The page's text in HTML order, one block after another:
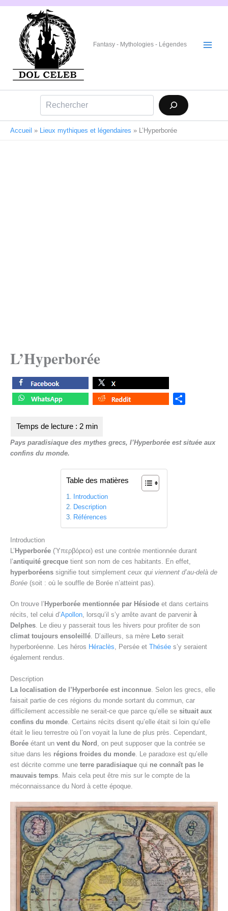
Aller
Fantasy - Mythologies - Légendes
Accueil » Lieux mythiques et légendaires » L’Hyperborée
L’Hyperborée
e
Pays paradisiaque des mythes grecs, l’Hyperborée est située aux
confins du monde.
Table des matières
Introduction
Description
Références
Introduction
L’ Hyperborée (Ὑπερβόρεοι) est une contrée mentionnée durant
l’antiquité grecque tient son nom de ces habitants. En effet,
hyperboréens signifie tout simplement ceux qui viennent d’au-delà de
Borée (soit : où le souffle de Borée n’atteint pas).
On trouve l’ Hyperborée mentionnée par Hésiode et dans certains
récits, tel celui d’Apollon, lorsqu’il s’y arrête avant de parvenir à
Delphes. Le dieu y passerait tous les hivers pour profiter de son
climat toujours ensoleillé. D’ailleurs, sa mère Leto serait
hyperboréenne. Les héros Héraclès, Persée et Thésée s’y seraient
également rendus.
Description
La localisation de l’Hyperborée est inconnue . Selon les grecs, elle
faisait partie de ces régions du monde sortant du commun, car
difficilement accessible ne serait-ce que parce qu’elle se situait aux
confins du monde . Certains récits disent qu’elle était si loin qu’elle
était le lieu terrestre où l’on voyait la lune de plus près. Cependant,
Borée étant un vent du Nord
, on peut supposer que la contrée se
situe dans les régions froides du monde . Le paradoxe est qu’elle
est décrite comme une terre paradisiaque qui ne connaît pas le
mauvais temps . Mais cela peut être mis sur le compte de la
méconnaissance du Nord à cette époque.